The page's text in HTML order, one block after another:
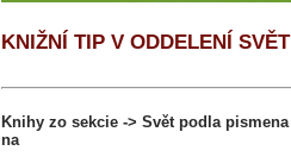
KNIŽNÍ TIP V ODDELENÍ SVĚT
Knihy zo sekcie -> Svět podla
na